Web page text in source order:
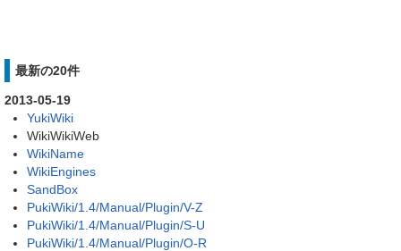
最新の20件
2013-05-19
YukiWiki
WikiWikiWeb
WikiName
WikiEngines
SandBox
PukiWiki/1.4/Manual/Plugin/V-Z
PukiWiki/1.4/Manual/Plugin/S-U
PukiWiki/1.4/Manual/Plugin/O-R